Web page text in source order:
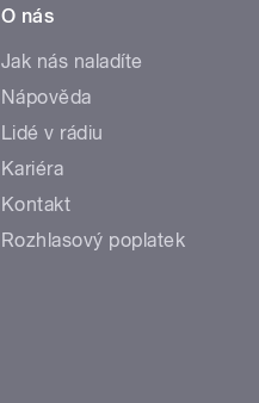
O nás
Jak nás naladíte
Nápověda
Lidé v rádiu
Kariéra
Kontakt
Rozhlasový poplatek